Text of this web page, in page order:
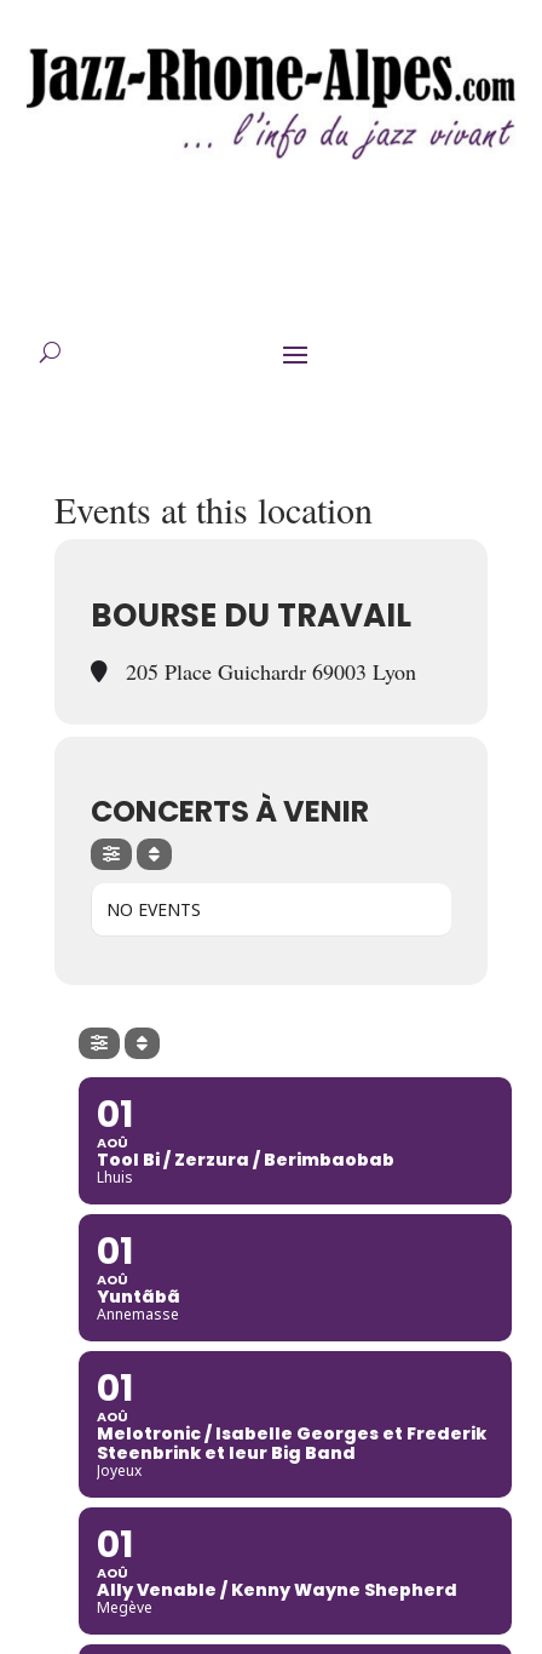
Events at this location
BOURSE DU TRAVAIL
205 Place Guichardr 69003 Lyon
CONCERTS À VENIR
NO EVENTS
01
AOÛ
Tool Bi / Zerzura / Berimbaobab
Lhuis
01
AOÛ
Yuntãbã
Annemasse
01
AOÛ
Melotronic / Isabelle Georges et Frederik
Steenbrink et leur Big Band
Joyeux
01
AOÛ
Ally Venable / Kenny Wayne Shepherd
Megève